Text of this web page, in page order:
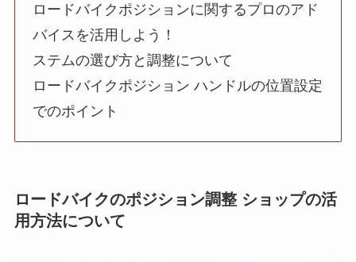
ロードバイクポジションに関するプロのアド
バイスを活用しよう！
ステムの選び方と調整について
ロードバイクポジション ハンドルの位置設定
でのポイント
ロードバイクのポジション調整 ショップの活
用方法について